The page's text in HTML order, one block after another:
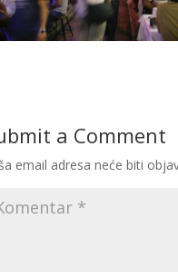
a Comment
email adresa neće biti